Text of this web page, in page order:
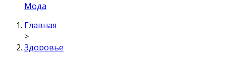
Мода
Главная
>
Здоровье